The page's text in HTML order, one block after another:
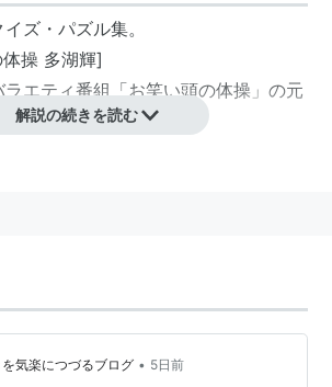
ズ・パズル集。
操 多湖輝]
エティ番組「お笑い頭の体操」の元
解説の続きを読む
気楽につづるブログ • 5日前